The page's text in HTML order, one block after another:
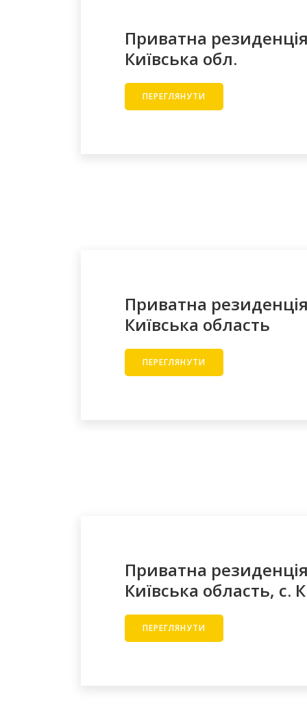
Приватна
Київська обл.
ПЕРЕГЛЯНУТИ
Приватна
Київська область
ПЕРЕГЛЯНУТИ
Приватна
Київська область, с.
ПЕРЕГЛЯНУТИ